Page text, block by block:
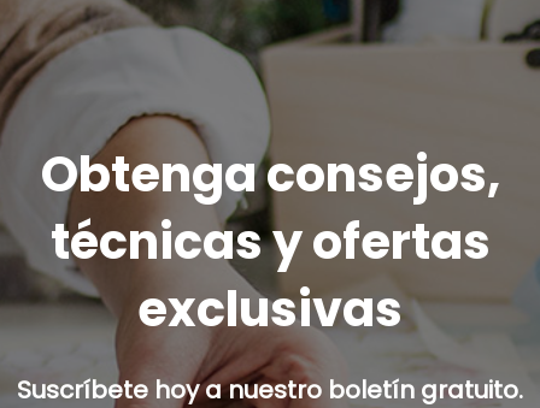
Obtenga consejos,
técnicas y ofertas
exclusivas
Suscríbete hoy a nuestro boletín gratuito.